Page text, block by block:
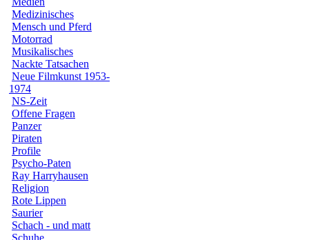
Medizinisches
Mensch und Pferd
Motorrad
Musikalisches
Nackte Tatsachen
Neue Filmkunst 1953-
1974
NS-Zeit
Offene Fragen
Panzer
Piraten
Profile
Psycho-Paten
Ray Harryhausen
Religion
Rote Lippen
Saurier
Schach - und matt
Schuhe